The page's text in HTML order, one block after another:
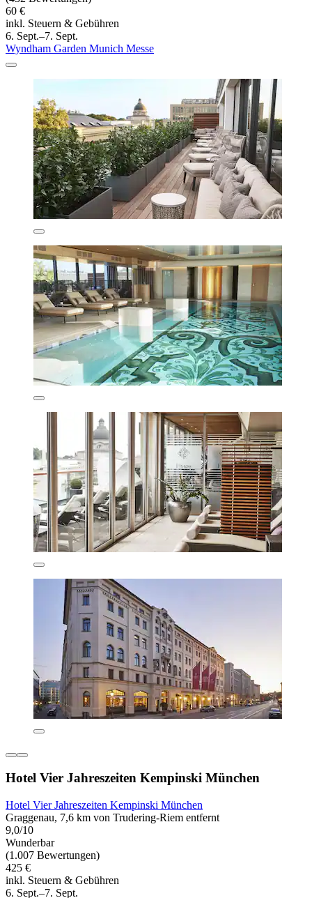
60 €
inkl. Steuern & Gebühren
6. Sept.–7. Sept.
Wyndham Garden Munich Messe
Hotel Vier Jahreszeiten Kempinski München
Hotel Vier Jahreszeiten Kempinski München
Graggenau, 7,6 km von Trudering-Riem entfernt
9,0/10
Wunderbar
(1.007 Bewertungen)
425 €
inkl. Steuern & Gebühren
6. Sept.–7. Sept.